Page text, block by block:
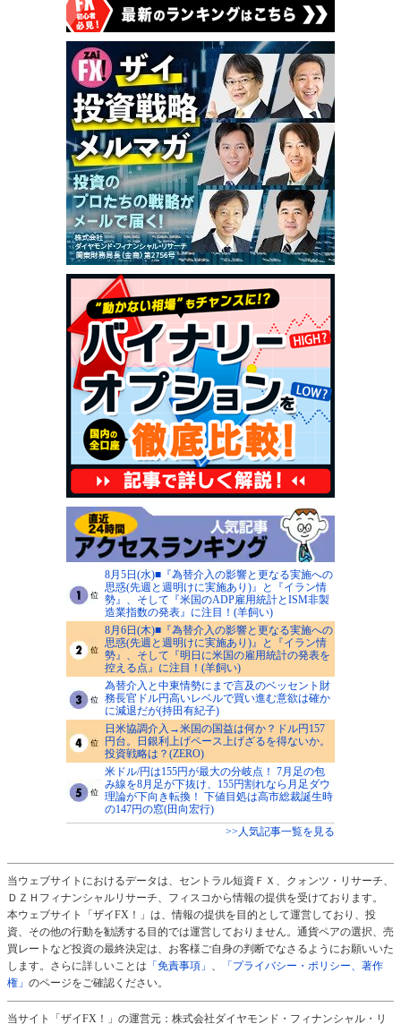
8月5日(水)■『為替介入の影響と更なる実施への
思惑(先週と週明けに実施あり)』と『イラン情
勢』、そして『米国のADP雇用統計とISM非製
造業指数の発表』に注目！(羊飼い)
8月6日(木)■『為替介入の影響と更なる実施への
思惑(先週と週明けに実施あり)』と『イラン情
勢』、そして『明日に米国の雇用統計の発表を
控える点』に注目！(羊飼い)
為替介入と中東情勢にまで言及のベッセント財
務長官ドル円高いレベルで買い進む意欲は確か
に減退だが(持田有紀子)
日米協調介入→米国の国益は何か？ドル円157
円台。日銀利上げペース上げざるを得ないか。
投資戦略は？(ZERO)
米ドル/円は155円が最大の分岐点！ 7月足の包
み線を8月足が下抜け、155円割れなら月足ダウ
理論が下向き転換！ 下値目処は高市総裁誕生時
の147円の窓(田向宏行)
>>人気記事一覧を見る
当ウェブサイトにおけるデータは、セントラル短資ＦＸ、クォンツ・リサーチ、
ＤＺＨフィナンシャルリサーチ、フィスコから情報の提供を受けております。
本ウェブサイト「ザイFX！」は、情報の提供を目的として運営しており、投
資、その他の行動を勧誘する目的では運営しておりません。通貨ペアの選択、売
買レートなど投資の最終決定は、お客様ご自身の判断でなさるようにお願いいた
します。さらに詳しいことは 「免責事項」 、
「プライバシー・ポリシー、著作
権」 のページをご確認ください。
当サイト「ザイFX！」の運営元：株式会社ダイヤモンド・フィナンシャル・リ